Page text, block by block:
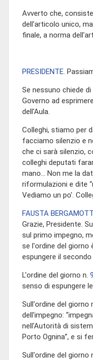
Avverto che,
dell'articolo unico,
finale, a norma
PRESIDENTE.
Se nessuno chiede
Governo ad
dell'Aula.
Colleghi, stiamo per
facciamo silenzio e
che ci sarà silenzio,
colleghi deputati
mano… Non me la
riformulazioni e dite
Vediamo un po'.
FAUSTA
Grazie, Presidente.
sul primo impegno,
se l'ordine del giorno
espungere il secondo
L'ordine del giorno n.
senso di espungere
Sull'ordine del giorno
dell'impegno:
nell'Autorità di
Porto Ognina”, e si
Sull'ordine del giorno